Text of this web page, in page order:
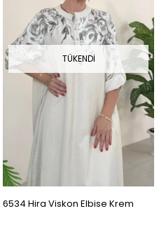
TÜKENDI
6534 Hira Viskon Elbise Krem